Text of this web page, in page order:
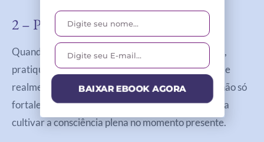
2 – Pratique A Escuta Ativa
Quando estiver em conversas com outras pessoas,
pratique a escuta ativa, dando toda a sua atenção e
realmente absorvendo o que estão dizendo. Isso não só
fortalece os relacionamentos, mas também ajuda a
cultivar a consciência plena no momento presente.
BAIXAR EBOOK AGORA